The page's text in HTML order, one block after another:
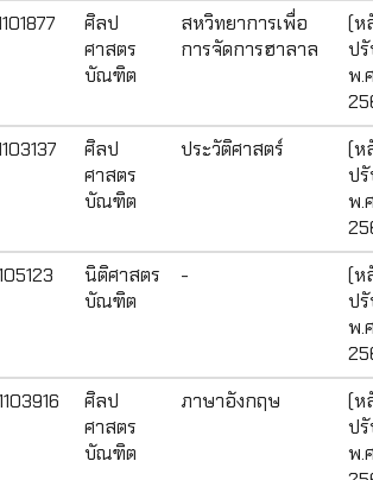
ศิลป
ศาสตร
บัณฑิต
สหวิทยาการเพื่อ
การจัดการฮาลาล
(ห
ป
พ.
ศิลป
ศาสตร
บัณฑิต
ประวัติศาสตร์
(ห
ป
พ.
นิติศาสตร
บัณฑิต
-
(ห
ป
พ.
ศิลป
ศาสตร
บัณฑิต
ภาษาอังกฤษ
(ห
ป
พ.